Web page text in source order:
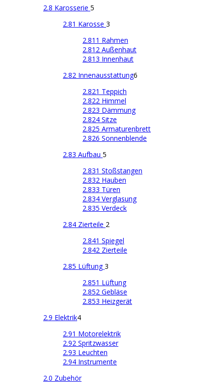
2.8 Karosserie 5
2.81 Karosse 3
2.811 Rahmen
2.812 Außenhaut
2.813 Innenhaut
2.82 Innenausstattung6
2.821 Teppich
2.822 Himmel
2.823 Dämmung
2.824 Sitze
2.825 Armaturenbrett
2.826 Sonnenblende
2.83 Aufbau 5
2.831 Stoßstangen
2.832 Hauben
2.833 Türen
2.834 Verglasung
2.835 Verdeck
2.84 Zierteile 2
2.841 Spiegel
2.842 Zierteile
2.85 Lüftung3
2.851 Lüftung
2.852 Gebläse
2.853 Heizgerät
2.9 Elektrik4
2.91 Motorelektrik
2.92 Spritzwasser
2.93 Leuchten
2.94 Instrumente
2.0 Zubehör